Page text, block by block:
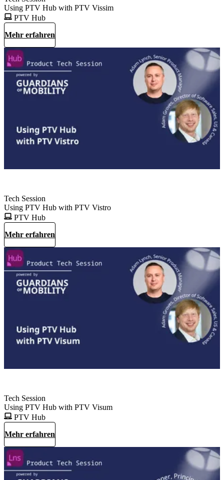
Using PTV Hub with PTV Vissim
PTV Hub
Mehr erfahren
Tech Session
Using PTV Hub with PTV Vistro
PTV Hub
Mehr erfahren
Tech Session
Using PTV Hub with PTV Visum
PTV Hub
Mehr erfahren